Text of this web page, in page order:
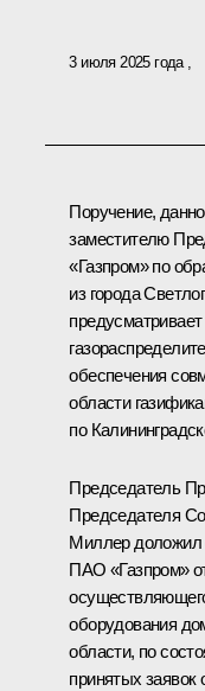
3 июля 2025 года
Поручение,
заместителю
«Газпром» по
из города
обеспечения
области
по
Председатель
Председателя
Миллер доложил
ПАО «Газпром»
оборудования
области, по
принятых заявок